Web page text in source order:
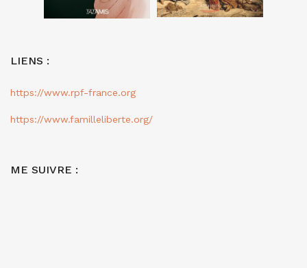
LIENS :
https://www.rpf-france.org
https://www.familleliberte.org/
ME SUIVRE :